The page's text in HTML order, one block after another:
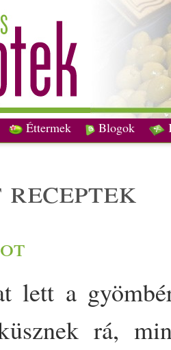
Éttermek Blogok
receptek
lett a
rá,